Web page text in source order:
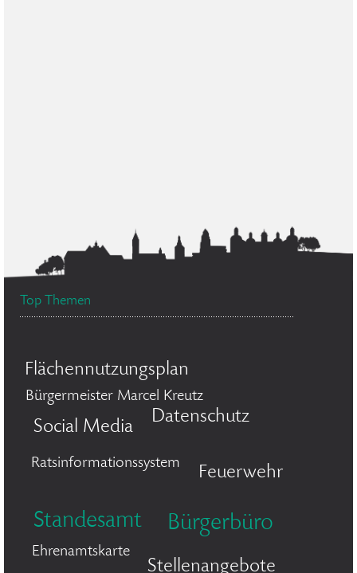
Top Themen
Flächennutzungsplan
Bürgermeister Marcel Kreutz
Social Media
Datenschutz
Ratsinformationssystem Feuerwehr
Standesamt Bürgerbüro
Ehrenamtskarte
Stellenangebote